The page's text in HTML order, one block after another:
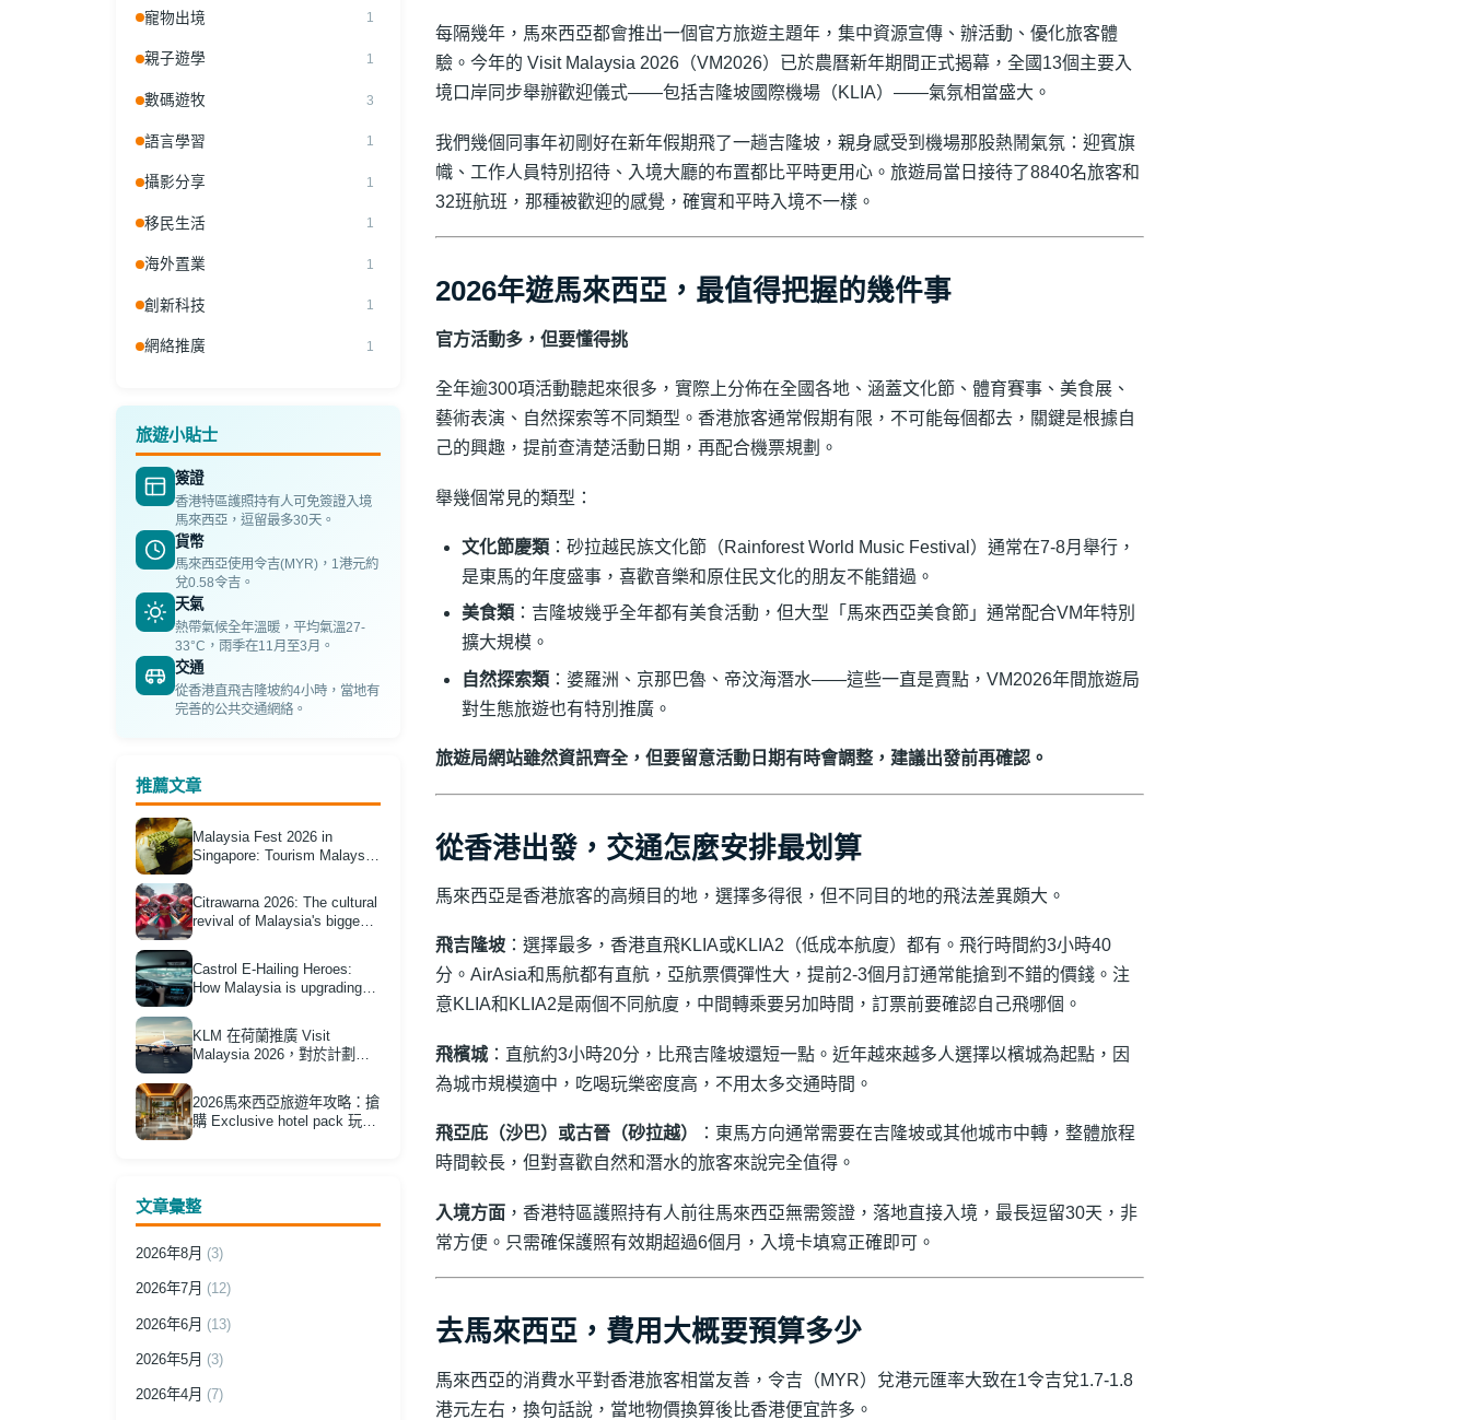
寵物出境 1
親子遊學 1
數碼遊牧 3
語言學習 1
攝影分享 1
移民生活 1
海外置業 1
創新科技 1
網絡推廣 1
旅遊小貼士
簽證
香港特區護照持有人可免簽證入境
馬來西亞，逗留最多30天。
貨幣
馬來西亞使用令吉(MYR)，1港元約
兌0.58令吉。
天氣
熱帶氣候全年溫暖，平均氣溫27-
33°C，雨季在11月至3月。
交通
從香港直飛吉隆坡約4小時，當地有
完善的公共交通網絡。
推薦文章
Malaysia Fest 2026 in
Singapore: Tourism Malaysia
Unveils Durian Packages
'Klang Valley Edition'
Citrawarna 2026: The cultural
revival of Malaysia's biggest
street festival
Castrol E-Hailing Heroes:
How Malaysia is upgrading
its tourism transport
infrastructure
KLM 在荷蘭推廣 Visit
Malaysia 2026，對於計劃經
歐洲轉機前往馬來西亞的香港
旅客有何實際意義？
2026馬來西亞旅遊年攻略：搶
購 Exclusive hotel pack 玩轉
Citrawarna 美食節省錢指南
文章彙整
2026年8月 (3)
2026年7月 (12)
2026年6月 (13)
2026年5月 (3)
2026年4月 (7)
每隔幾年，馬來西亞都會推出一個官方旅遊主題年，集中資源宣傳、辦活動、優化旅客體
驗。今年的 Visit Malaysia 2026（VM2026）已於農曆新年期間正式揭幕，全國13個主要入
境口岸同步舉辦歡迎儀式——包括吉隆坡國際機場（KLIA）——氣氛相當盛大。
我們幾個同事年初剛好在新年假期飛了一趟吉隆坡，親身感受到機場那股熱鬧氣氛：迎賓旗
幟、工作人員特別招待、入境大廳的布置都比平時更用心。旅遊局當日接待了8840名旅客和
32班航班，那種被歡迎的感覺，確實和平時入境不一樣。
2026年遊馬來西亞，最值得把握的幾件事
官方活動多，但要懂得挑
全年逾300項活動聽起來很多，實際上分佈在全國各地、涵蓋文化節、體育賽事、美食展、
藝術表演、自然探索等不同類型。香港旅客通常假期有限，不可能每個都去，關鍵是根據自
己的興趣，提前查清楚活動日期，再配合機票規劃。
舉幾個常見的類型：
文化節慶類 ：砂拉越民族文化節（Rainforest World Music Festival）通常在7-8月舉行，
是東馬的年度盛事，喜歡音樂和原住民文化的朋友不能錯過。
美食類 ：吉隆坡幾乎全年都有美食活動，但大型「馬來西亞美食節」通常配合VM年特別
擴大規模。
自然探索類 ：婆羅洲、京那巴魯、帝汶海潛水——這些一直是賣點，VM2026年間旅遊局
對生態旅遊也有特別推廣。
旅遊局網站雖然資訊齊全，但要留意活動日期有時會調整，建議出發前再確認。
從香港出發，交通怎麼安排最划算
馬來西亞是香港旅客的高頻目的地，選擇多得很，但不同目的地的飛法差異頗大。
飛吉隆坡 ：選擇最多，香港直飛KLIA或KLIA2（低成本航廈）都有。飛行時間約3小時40
分。AirAsia和馬航都有直航，亞航票價彈性大，提前2-3個月訂通常能搶到不錯的價錢。注
意KLIA和KLIA2是兩個不同航廈，中間轉乘要另加時間，訂票前要確認自己飛哪個。
飛檳城：直航約3小時20分，比飛吉隆坡還短一點。近年越來越多人選擇以檳城為起點，因
為城市規模適中，吃喝玩樂密度高，不用太多交通時間。
飛亞庇（沙巴）或古晉（砂拉越）
：東馬方向通常需要在吉隆坡或其他城市中轉，整體旅程
時間較長，但對喜歡自然和潛水的旅客來說完全值得。
入境方面 ，香港特區護照持有人前往馬來西亞無需簽證，落地直接入境，最長逗留30天，非
常方便。只需確保護照有效期超過6個月，入境卡填寫正確即可。
去馬來西亞，費用大概要預算多少
馬來西亞的消費水平對香港旅客相當友善，令吉（MYR）兌港元匯率大致在1令吉兌1.7-1.8
港元左右，換句話說，當地物價換算後比香港便宜許多。